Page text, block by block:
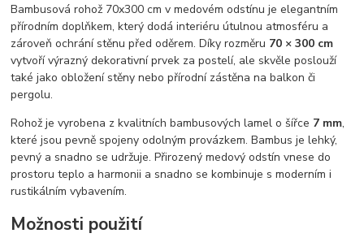
Bambusová rohož 70x300 cm v medovém odstínu je elegantním
přírodním doplňkem, který dodá interiéru útulnou atmosféru a
zároveň ochrání stěnu před oděrem. Díky rozměru 70 × 300 cm
vytvoří výrazný dekorativní prvek za postelí, ale skvěle poslouží
také jako obložení stěny nebo přírodní zástěna na balkon či
pergolu.
Rohož je vyrobena z kvalitních bambusových lamel o šířce 7 mm,
které jsou pevně spojeny odolným provázkem. Bambus je lehký,
pevný a snadno se udržuje. Přirozený medový odstín vnese do
prostoru teplo a harmonii a snadno se kombinuje s moderním i
rustikálním vybavením.
Možnosti použití